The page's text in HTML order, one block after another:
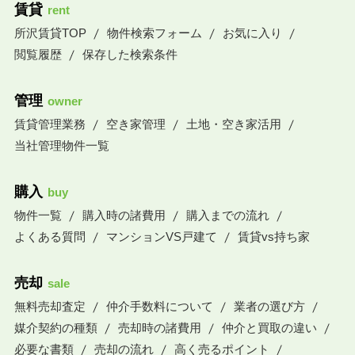
賃貸 rent
所沢賃貸TOP
物件検索フォーム
お気に入り
閲覧履歴
保存した検索条件
管理 owner
賃貸管理業務
空き家管理
土地・空き家活用
当社管理物件一覧
購入 buy
物件一覧
購入時の諸費用
購入までの流れ
よくある質問
マンションVS戸建て 賃貸vs持ち家
売却 sale
無料売却査定
仲介手数料について
業者の選び方
媒介契約の種類
売却時の諸費用
仲介と買取の違い
必要な書類
売却の流れ 高く売るポイント